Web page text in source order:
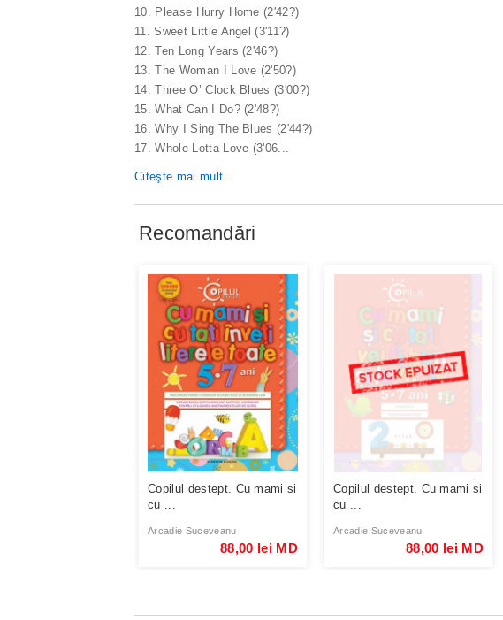
10. Please Hurry Home (2'42?)
11. Sweet Little Angel (3'11?)
12. Ten Long Years (2'46?)
13. The Woman I Love (2'50?)
14. Three O’ Clock Blues (3'00?)
15. What Can I Do? (2'48?)
16. Why I Sing The Blues (2'44?)
17. Whole Lotta Love (3'06
Citeşte mai mult...
Recomandări
Copilul destept. Cu mami si
cu ...
Arcadie Suceveanu
88,00 lei MD
Copilul destept. Cu mami si
cu ...
Arcadie Suceveanu
88,00 lei MD